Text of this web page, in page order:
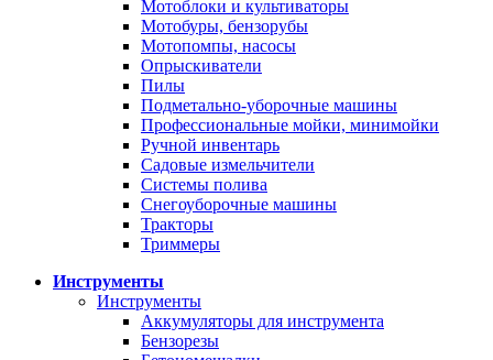
Мотоблоки и культиваторы
Мотобуры, бензорубы
Мотопомпы, насосы
Опрыскиватели
Пилы
Подметально-уборочные машины
Профессиональные мойки, минимойки
Ручной инвентарь
Садовые измельчители
Системы полива
Снегоуборочные машины
Тракторы
Триммеры
Инструменты
Инструменты
Аккумуляторы для инструмента
Бензорезы